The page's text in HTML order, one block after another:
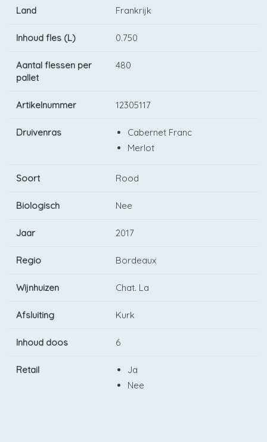
Land Frankrijk
Inhoud fles (L) 0.750
Aantal flessen per
pallet
480
Artikelnummer 12305117
Druivenras
Cabernet Franc
Merlot
Soort Rood
Biologisch Nee
Jaar 2017
Regio Bordeaux
Wijnhuizen Chat. La
Afsluiting Kurk
Inhoud doos 6
Retail
Ja
Nee